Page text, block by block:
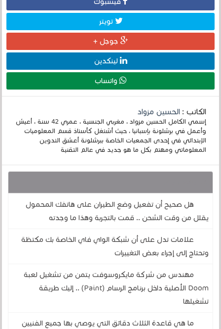
تويتر
جوجل +
لينكدين
واتساب
الكاتب :الحسين مزواد
إسمي الكامل الحسين مزواد ، مغربي الجنسية ، عمري 42 سنة ، أعيش
وأعمل في برشلونة بإسبانيا ، حيث أشتغل كأستاذ قسم المعلوميات
الإبتدائي في إحدى الجمعيات الخاصة ببرشلونة أعشق التدوين
المعلوماتي ومهتم بكل ما هو جديد في عالم التقنية
هل صحيح أن تفعيل وضع الطيران على هاتفك المحمول
يقلل من وقت الشحن .. قمت بالتجربة وهذا ما وجدته
علامات تدل على أن شبكة الواي فاي الخاصة بك مكتظة
وتحتاج إلى إجراء بعض التغييرات
مهندس من شركة مايكروسوفت يتمن من تشغيل لعبة
Doom الأصلية داخل برنامج الرسام (Paint) .. إليك طريقة
تشغيلها
ما هي قاعدة الثلاث دقائق التي يوصي بها جميع الفنيين